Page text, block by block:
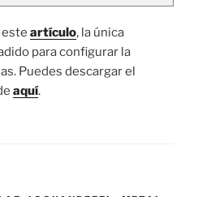
este artículo, la única
para configurar la
Puedes descargar el
aquí.